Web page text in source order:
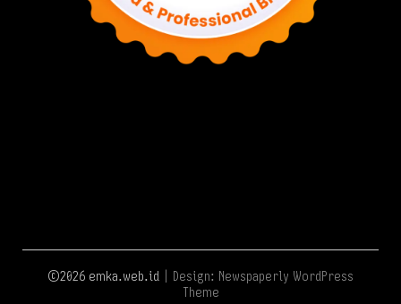
©2026 emka.web.id | Design: Newspaperly WordPress
Theme